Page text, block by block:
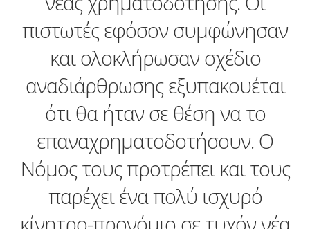
πιστωτές εφόσον συμφώνησαν
και ολοκλήρωσαν σχέδιο
αναδιάρθρωσης εξυπακουέται
ότι θα ήταν σε θέση να το
επαναχρηματοδοτήσουν. Ο
Νόμος τους προτρέπει και τους
παρέχει ένα πολύ ισχυρό
κίνητρο-προνόμιο σε τυχόν νέα